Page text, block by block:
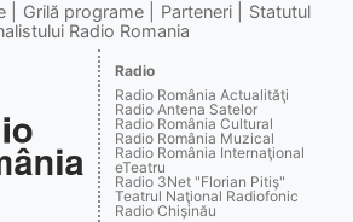
Grilă programe Parteneri
Statutul
Radio Romania
Radio
Radio România Actualităţi
Radio Antena Satelor
Radio România Cultural
Radio România Muzical
Radio România Internaţional
eTeatru
Radio 3Net "Florian Pitiş"
Teatrul Naţional Radiofonic
Radio Chişinău